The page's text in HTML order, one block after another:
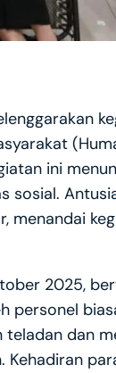
ini
sosial.
menandai
2025,
personel
dan